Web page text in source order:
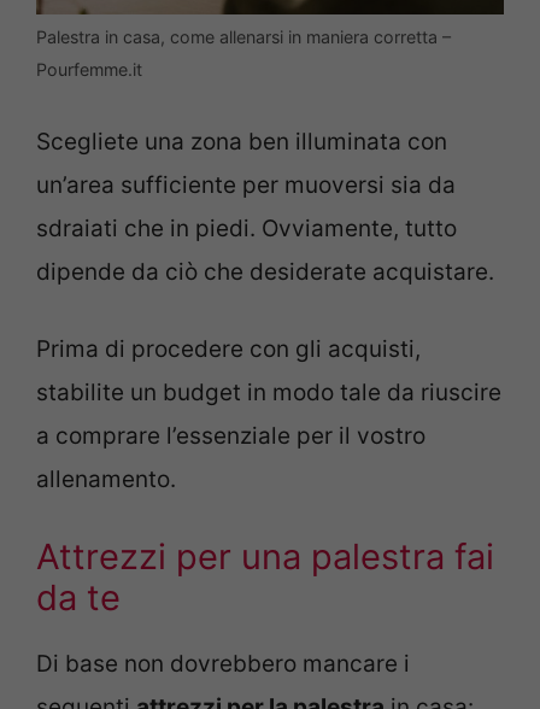
Palestra in casa, come allenarsi in maniera corretta –
Pourfemme.it
Scegliete una zona ben illuminata con
un’area sufficiente per muoversi sia da
sdraiati che in piedi. Ovviamente, tutto
dipende da ciò che desiderate acquistare.
Prima di procedere con gli acquisti,
stabilite un budget in modo tale da riuscire
a comprare l’essenziale per il vostro
allenamento.
Attrezzi per una palestra fai
da te
Di base non dovrebbero mancare i